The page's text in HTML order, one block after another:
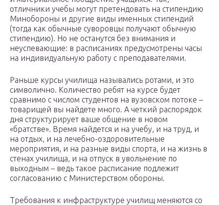
отличники учебы могут претендовать на стипендию
Минобороны и другие виды именных стипендий
(тогда как обычные суворовцы получают обычную
стипендию). Но не останутся без внимания и
неуспевающие: в расписаниях предусмотрены часы
на индивидуальную работу с преподавателями.
Раньше курсы училища назывались ротами, и это
символично. Количество ребят на курсе будет
сравнимо с числом студентов на вузовском потоке –
товарищей вы найдете много. А четкий распорядок
дня структурирует ваше общение в новом
«братстве». Время найдется и на учебу, и на труд, и
на отдых, и на лечебно-оздоровительные
мероприятия, и на разные виды спорта, и на жизнь в
стенах училища, и на отпуск в увольнение по
выходным – ведь такое расписание подлежит
согласованию с Министерством обороны.
Требования к инфраструктуре училищ меняются со